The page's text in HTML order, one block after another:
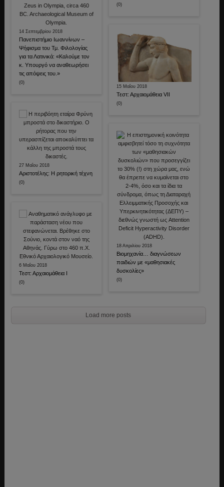
14 Σεπτεμβρίου 2018
Πανεπιστήμιο Ιωαννίνων –
Ψήφισμα του Τμ. Φιλολογίας
για τα Λατινικά: «Καλούμε τον
κ. Υπουργό να αναθεωρήσει
τις απόψεις του.»
(0)
27 Μαΐου 2018
Αριστοτέλης: Η ρητορική τέχνη
(0)
6 Μαΐου 2018
Τεστ: Αρχαιομάθεια Ι
(0)
(0)
15 Μαΐου 2018
Τεστ: Αρχαιομάθεια VII
(0)
18 Απριλίου 2018
Βιομηχανία… διαγνώσεων
παιδιών με «μαθησιακές
δυσκολίες»
(0)
Load more posts